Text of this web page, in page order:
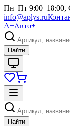
Пн–Пт 9:00–18:00,
info@aplys.ru
А+Авто+
Найти
Найти